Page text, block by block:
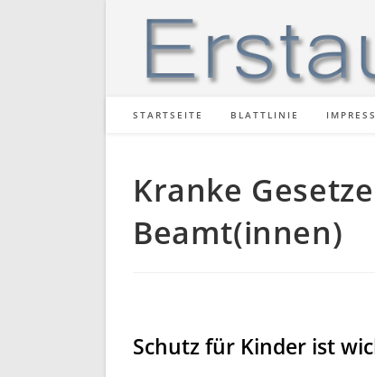
STARTSEITE BLATTLINIE
Kranke
Beamt(innen)
Schutz für Kinder ist